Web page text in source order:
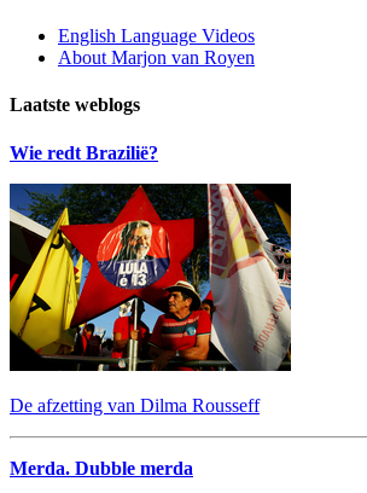
English Language Videos
About Marjon van Royen
Laatste weblogs
Wie redt Brazilië?
De afzetting van Dilma Rousseff
Merda. Dubble merda